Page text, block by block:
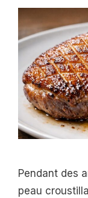
Pendant des
peau